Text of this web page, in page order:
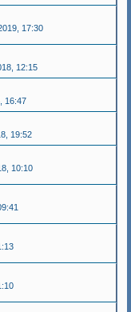
17:30
12:15
16:47
19:52
10:10